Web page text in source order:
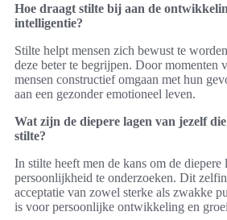
Hoe draagt stilte bij aan de
intelligentie?
Stilte helpt mensen zich bewust te
deze beter te begrijpen. Door momenten
mensen constructief omgaan met hun
aan een gezonder emotioneel leven.
Wat zijn de diepere lagen van jezelf
stilte?
In stilte heeft men de kans om de diepere
persoonlijkheid te onderzoeken. Dit
acceptatie van zowel sterke als zwakke
is voor persoonlijke ontwikkeling en